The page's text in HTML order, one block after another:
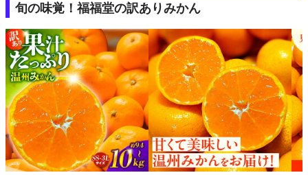
旬の味覚！福福堂の訳ありみかん